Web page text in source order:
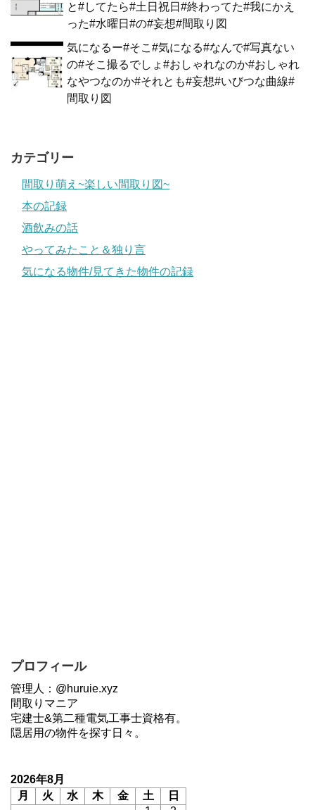
と#してたら#土日祝日#終わってた#我にかえ
った#水曜日#の#妄想#間取り図
気になるー#そこ#気になる#なんで#写真ない
の#そこ撮るでしょ#おしゃれなのか#おしゃれ
なやつなのか#それとも#妄想#いびつな曲線#
間取り図
カテゴリー
間取り萌え~楽しい間取り図~
本の記録
酒飲みの話
やってみたこと＆独り言
気になる物件/見てきた物件の記録
プロフィール
管理人：@huruie.xyz
間取りマニア
宅建士&第二種電気工事士資格有。
隠居用の物件を探す日々。
2026年8月
月
火 水 木 金 土
日